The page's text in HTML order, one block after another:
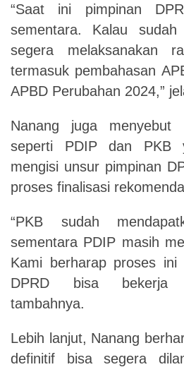
“Saat ini pimpinan
sementara.
Kalau sudah
segera
melaksanakan
termasuk pembahasan
APBD Perubahan 2024,”
Nanang juga menyebut
seperti
PDIP dan PKB
mengisi unsur pimpinan
proses finalisasi
“PKB sudah
sementara PDIP masih
Kami berharap proses
DPRD bisa bekerja
tambahnya.
Lebih lanjut, Nanang
definitif
bisa segera